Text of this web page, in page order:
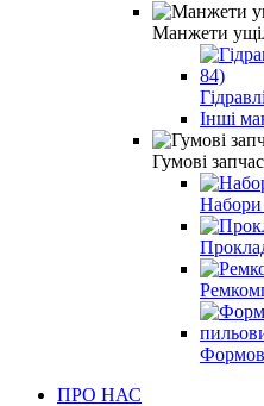
Манжети
Інші
Гумові
Набори
ПРО НАС